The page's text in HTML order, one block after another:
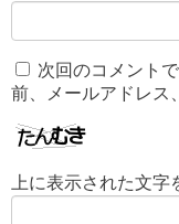
次回のコメント
前、メールアドレス
上に表示された文字